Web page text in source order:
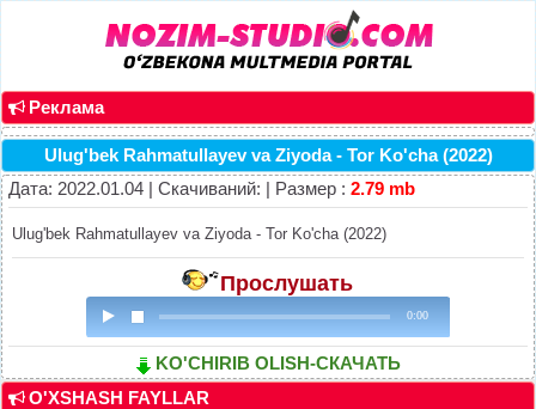
Реклама
Ulug'bek Rahmatullayev va Ziyoda - Tor Ko'cha (2022)
Дата: 2022.01.04 | Скачиваний: | Размер : 2.79 mb
Ulug'bek Rahmatullayev va Ziyoda - Tor Ko'cha (2022)
Прослушать
0:00
KO'CHIRIB OLISH-СКАЧАТЬ
O'XSHASH FAYLLAR